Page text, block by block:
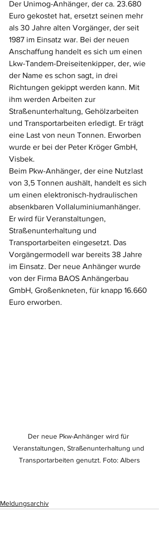
Der Unimog-Anhänger, der ca. 23.680
Euro gekostet hat, ersetzt seinen mehr
als 30 Jahre alten Vorgänger, der seit
1987 im Einsatz war. Bei der neuen
Anschaffung handelt es sich um einen
Lkw-Tandem-Dreiseitenkipper, der, wie
der Name es schon sagt, in drei
Richtungen gekippt werden kann. Mit
ihm werden Arbeiten zur
Straßenunterhaltung, Gehölzarbeiten
und Transportarbeiten erledigt. Er trägt
eine Last von neun Tonnen. Erworben
wurde er bei der Peter Kröger GmbH,
Visbek.
Beim Pkw-Anhänger, der eine Nutzlast
von 3,5 Tonnen aushält, handelt es sich
um einen elektronisch-hydraulischen
absenkbaren Vollaluminiumanhänger.
Er wird für Veranstaltungen,
Straßenunterhaltung und
Transportarbeiten eingesetzt. Das
Vorgängermodell war bereits 38 Jahre
im Einsatz. Der neue Anhänger wurde
von der Firma BAOS Anhängerbau
GmbH, Großenkneten, für knapp 16.660
Euro erworben.
Der neue Pkw-Anhänger wird für
Veranstaltungen, Straßenunterhaltung und
Transportarbeiten genutzt. Foto: Albers
Meldungsarchiv